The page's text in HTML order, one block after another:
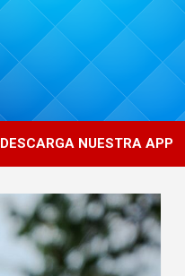
DESCARGA NUESTRA APP